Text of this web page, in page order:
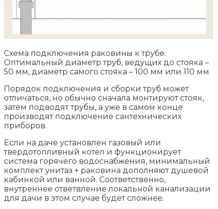
Схема подключения раковины к трубе.
Оптимальный диаметр труб, ведущих до стояка –
50 мм, диаметр самого стояка – 100 мм или 110 мм
Порядок подключения и сборки труб может
отличаться, но обычно сначала монтируют стояк,
затем подводят трубы, а уже в самом конце
производят подключение сантехнических
приборов.
Если на даче установлен газовый или
твердотопливный котел и функционирует
система горячего водоснабжения, минимальный
комплект унитаз + раковина дополняют душевой
кабинкой или ванной. Соответственно,
внутреннее ответвление локальной канализации
для дачи в этом случае будет сложнее.